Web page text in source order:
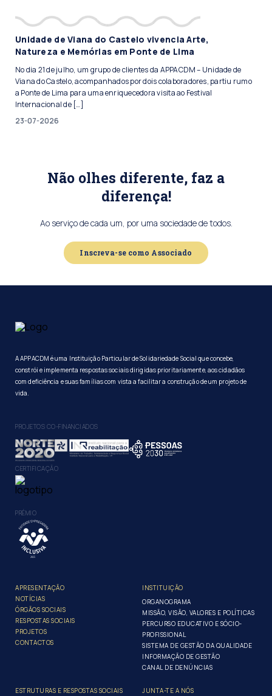
Unidade de Viana do Castelo vivencia Arte,
Natureza e Memórias em Ponte de Lima
No dia 21 de julho, um grupo de clientes da APPACDM – Unidade de
Viana do Castelo, acompanhados por dois colaboradores, partiu rumo
a Ponte de Lima para uma enriquecedora visita ao Festival
Internacional de […]
23-07-2026
Não olhes diferente, faz a
diferença!
Ao serviço de cada um, por uma sociedade de todos.
Inscreva-se como Associado
A APPACDM é uma Instituição Particular de Solidariedade Social que concebe,
constrói e implementa respostas sociais dirigidas prioritariamente, aos cidadãos
com deficiência e suas famílias com vista a facilitar a construção de um projeto de
vida.
PROJETOS CO-FINANCIADOS
CERTIFICAÇÃO
PRÉMIO
APRESENTAÇÃO
NOTÍCIAS
ÓRGÃOS SOCIAIS
RESPOSTAS SOCIAIS
PROJETOS
CONTACTOS
INSTITUIÇÃO
ORGANOGRAMA
MISSÃO, VISÃO, VALORES E POLÍTICAS
PERCURSO EDUCATIVO E SÓCIO-
PROFISSIONAL
SISTEMA DE GESTÃO DA QUALIDADE
INFORMAÇÃO DE GESTÃO
CANAL DE DENÚNCIAS
ESTRUTURAS E RESPOSTAS SOCIAIS JUNTA-TE A NÓS